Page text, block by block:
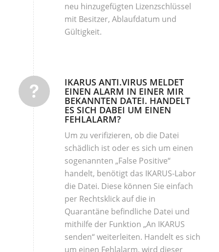
neu hinzugefügten Lizenzschlüssel
mit Besitzer, Ablaufdatum und
Gültigkeit.
IKARUS ANTI.VIRUS MELDET
EINEN ALARM IN EINER MIR
BEKANNTEN DATEI. HANDELT
ES SICH DABEI UM EINEN
FEHLALARM?
Um zu verifizieren, ob die Datei
schädlich ist oder es sich um einen
sogenannten „False Positive“
handelt, benötigt das IKARUS-Labor
die Datei. Diese können Sie einfach
per Rechtsklick auf die in
Quarantäne befindliche Datei und
mithilfe der Funktion „An IKARUS
senden“ weiterleiten. Handelt es sich
um einen Fehlalarm, wird dieser